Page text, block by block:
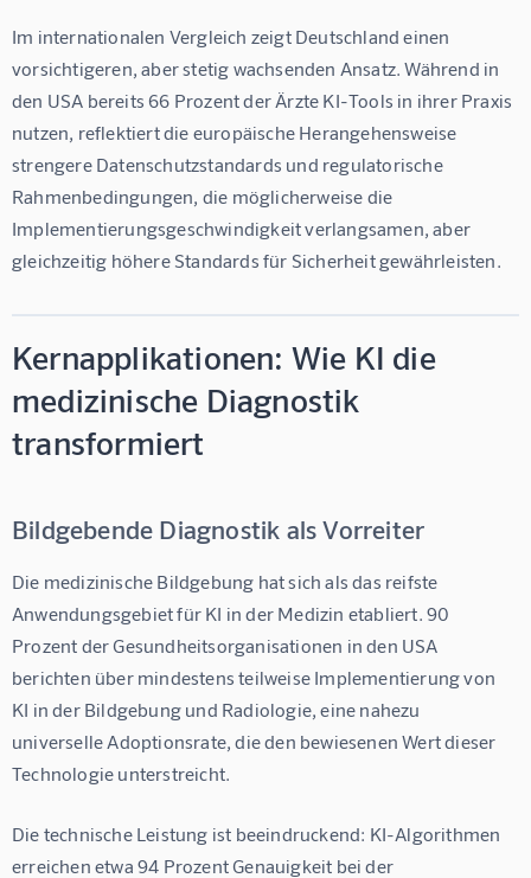
Im internationalen Vergleich zeigt Deutschland einen
vorsichtigeren, aber stetig wachsenden Ansatz. Während in
den USA bereits 66 Prozent der Ärzte KI-Tools in ihrer Praxis
nutzen, reflektiert die europäische Herangehensweise
strengere Datenschutzstandards und regulatorische
Rahmenbedingungen, die möglicherweise die
Implementierungsgeschwindigkeit verlangsamen, aber
gleichzeitig höhere Standards für Sicherheit gewährleisten.
Kernapplikationen: Wie KI die
medizinische Diagnostik
transformiert
Bildgebende Diagnostik als Vorreiter
Die medizinische Bildgebung hat sich als das reifste
Anwendungsgebiet für KI in der Medizin etabliert. 90
Prozent der Gesundheitsorganisationen in den USA
berichten über mindestens teilweise Implementierung von
KI in der Bildgebung und Radiologie , eine nahezu
universelle Adoptionsrate, die den bewiesenen Wert dieser
Technologie unterstreicht.
Die technische Leistung ist beeindruckend: KI-Algorithmen
erreichen etwa 94 Prozent Genauigkeit bei der